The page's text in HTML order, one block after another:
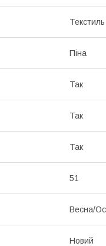
Текстиль
Піна
Так
Так
Так
51
Весна/
Новий